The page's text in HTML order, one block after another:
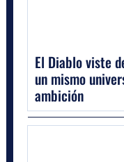
El Diablo viste
un mismo
ambición